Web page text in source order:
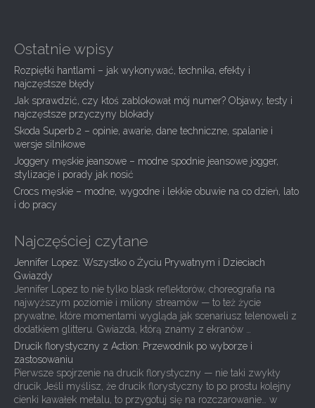
a
v
i
g
a
t
i
o
n
Ostatnie wpisy
Rozpiętki hantlami – jak wykonywać, technika, efekty i
najczęstsze błędy
Jak sprawdzić, czy ktoś zablokował mój numer? Objawy, testy i
najczęstsze przyczyny blokady
Skoda Superb 2 – opinie, awarie, dane techniczne, spalanie i
wersje silnikowe
Joggery męskie jeansowe – modne spodnie jeansowe jogger,
stylizacje i porady jak nosić
Crocs męskie – modne, wygodne i lekkie obuwie na co dzień, lato
i do pracy
Najczęściej czytane
Jennifer Lopez: Wszystko o Życiu Prywatnym i Dzieciach
Gwiazdy
Jennifer Lopez to nie tylko blask reflektorów, choreografia na
najwyższym poziomie i miliony streamów — to też życie
prywatne, które momentami wygląda jak scenariusz telenoweli z
dodatkiem glitteru. Gwiazda, którą znamy z ekranów …
Drucik florystyczny z Action: Przewodnik po wyborze i
zastosowaniu
Pierwsze spojrzenie na drucik florystyczny — nie taki zwykły
drucik Jeśli myślisz, że drucik florystyczny to po prostu kolejny
cienki kawałek metalu, to przygotuj się na rozczarowanie… w